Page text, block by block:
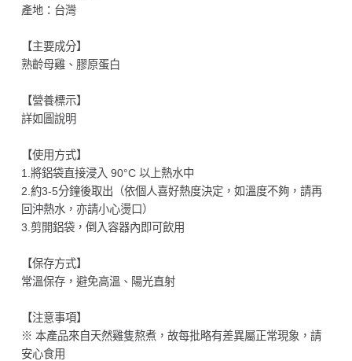
產地：台灣
【主要成分】
熟齡母雞、膠原蛋白
【營養標示】
詳如圖說明
【使用方式】
1.將鋁袋直接浸入 90°C 以上熱水中
2.約3-5分鐘後取出（依個人喜好熱度決定，如溫度不夠，請再
回沖熱水，亦請小心燙口）
3.剪開鋁袋，倒入容器內即可飲用
【保存方式】
常溫保存，避免高溫、陽光直射
【注意事項】
※ 本產品來自天然雞隻熬煮，故每批略有差異屬正常現象，請
安心食用